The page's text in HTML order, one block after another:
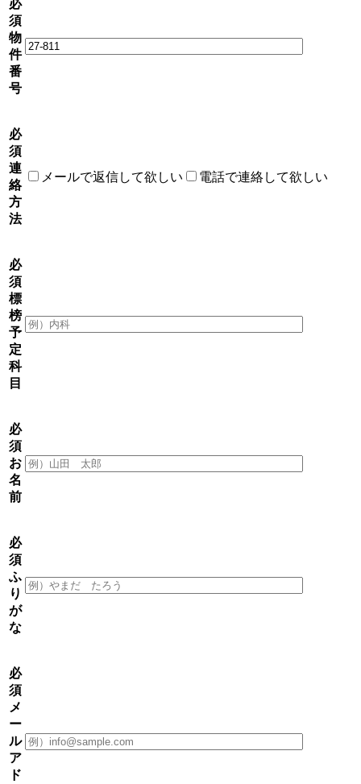
必
須
物
件
番
号
必
須
連
絡
方
法
メールで返信して欲しい 電話で連絡して欲しい
必
須
標
榜
予
定
科
目
必
須
お
名
前
必
須
ふ
り
が
な
必
須
メ
ー
ル
ア
ド